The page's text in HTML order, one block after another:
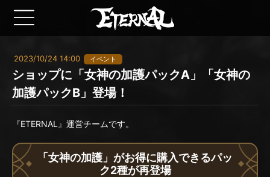
2023/10/24 14:00 イベント
ショップに「女神の加護パックA」「女神の
加護パックB」登場！
『ETERNAL』運営チームです。
「女神の加護」がお得に購入できるパッ
ク2種が再登場